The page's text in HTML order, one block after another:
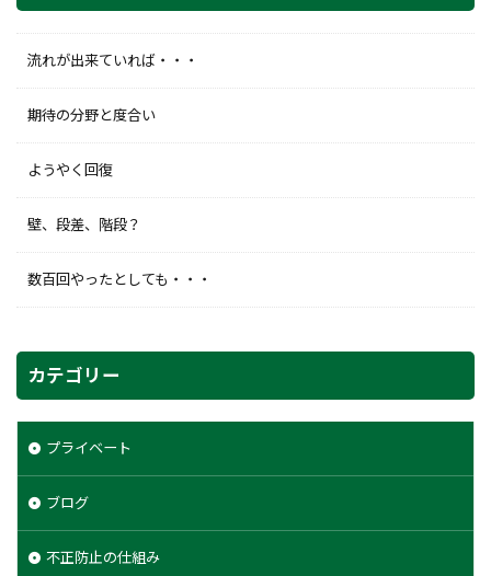
流れが出来ていれば・・・
期待の分野と度合い
ようやく回復
壁、段差、階段？
数百回やったとしても・・・
カテゴリー
プライベート
ブログ
不正防止の仕組み